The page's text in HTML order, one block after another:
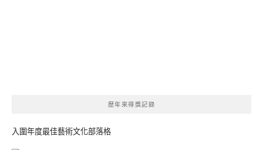
歷年來得獎記錄
入圍年度最佳藝術文化部落格